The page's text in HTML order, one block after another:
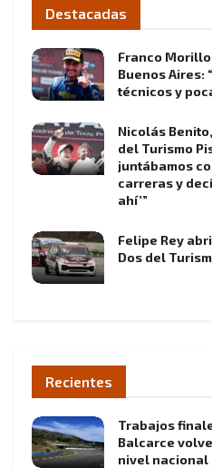
Destacadas
Franco
Buenos Aires:
técnicos y
Nicolás
del Turismo
juntábamos
carreras y
ahí’”
Felipe Rey
Dos del
Recientes
Trabajos
Balcarce
nivel nacional